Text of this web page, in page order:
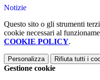
Notizie
Questo sito o gli strumenti
cookie necessari al
COOKIE POLICY.
Personalizza Rifiuta tutti i
Gestione cookie